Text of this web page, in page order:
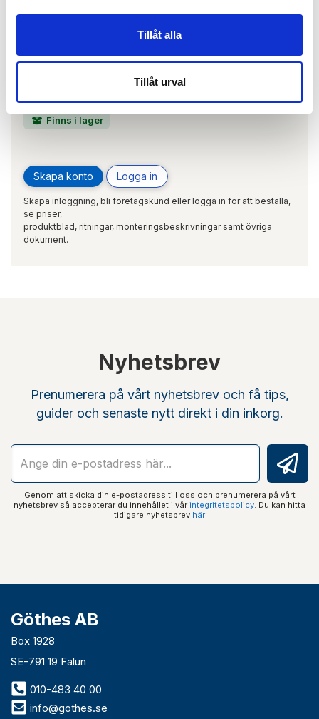
Tillåt alla
Tillåt urval
Finns i lager
Skapa konto Logga in
Skapa inloggning, bli företagskund eller logga in för att beställa,
se priser,
produktblad, ritningar, monteringsbeskrivningar samt övriga
dokument.
Nyhetsbrev
Prenumerera på vårt nyhetsbrev och få tips,
guider och senaste nytt direkt i din inkorg.
Genom att skicka din e-postadress till oss och prenumerera på vårt
nyhetsbrev så accepterar du innehållet i vår integritetspolicy . Du kan hitta
tidigare nyhetsbrev här
Göthes AB
Box 1928
SE-791 19 Falun
010-483 40 00
info@gothes.se